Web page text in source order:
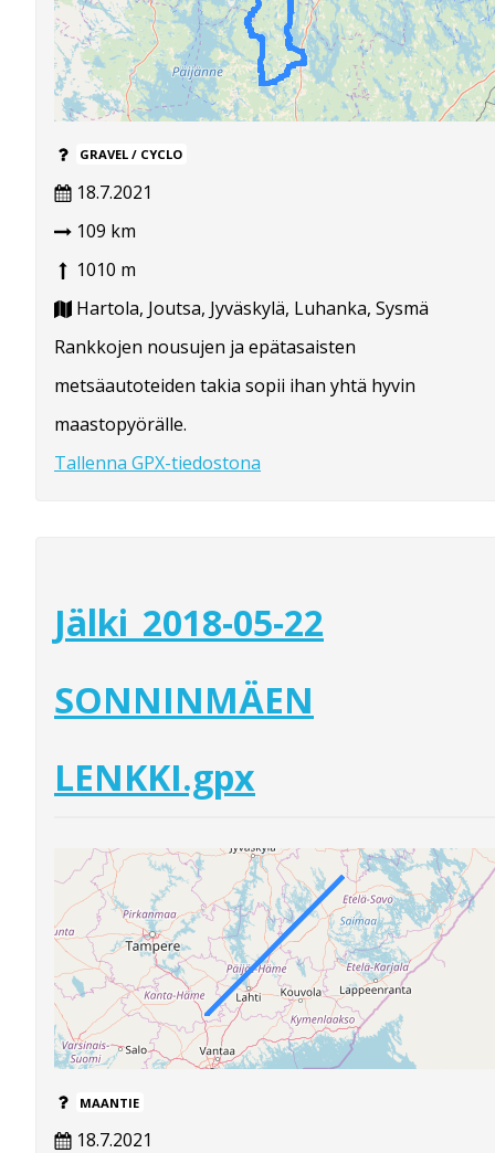
GRAVEL / CYCLO
18.7.2021
109 km
1010 m
Hartola, Joutsa, Jyväskylä, Luhanka, Sysmä
Rankkojen nousujen ja epätasaisten
metsäautoteiden takia sopii ihan yhtä hyvin
maastopyörälle.
Tallenna GPX-tiedostona
Jälki_2018-05-22
SONNINMÄEN
LENKKI.gpx
MAANTIE
18.7.2021